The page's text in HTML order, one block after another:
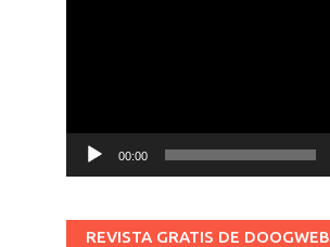
00:00
REVISTA GRATIS DE DOOGWEB